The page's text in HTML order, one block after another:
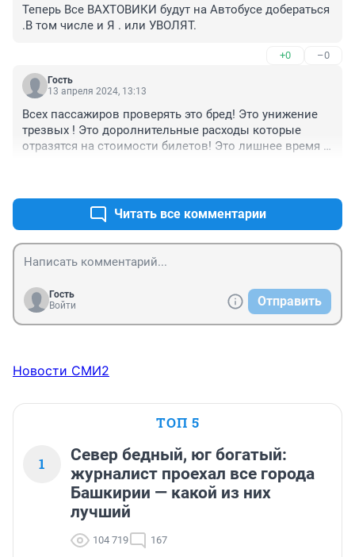
Теперь Все ВАХТОВИКИ будут на Автобусе добераться
.В том числе и Я . или УВОЛЯТ.
+0 –0
Гость
13 апреля 2024, 13:13
Всех пассажиров проверять это бред! Это унижение
трезвых ! Это доролнительные расходы которые
отразятся на стоимости билетов! Это лишнее время
Читать все комментарии
Гость
Войти
Отправить
Новости СМИ2
ТОП 5
1
Север бедный, юг богатый:
журналист проехал все города
Башкирии — какой из них
лучший
104 719 167